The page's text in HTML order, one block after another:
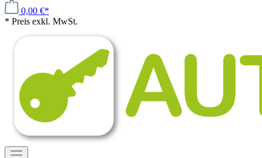
0,00 €*
* Preis exkl. MwSt.